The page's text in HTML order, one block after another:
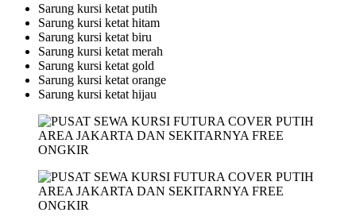
Sarung kursi ketat putih
Sarung kursi ketat hitam
Sarung kursi ketat biru
Sarung kursi ketat merah
Sarung kursi ketat gold
Sarung kursi ketat orange
Sarung kursi ketat hijau